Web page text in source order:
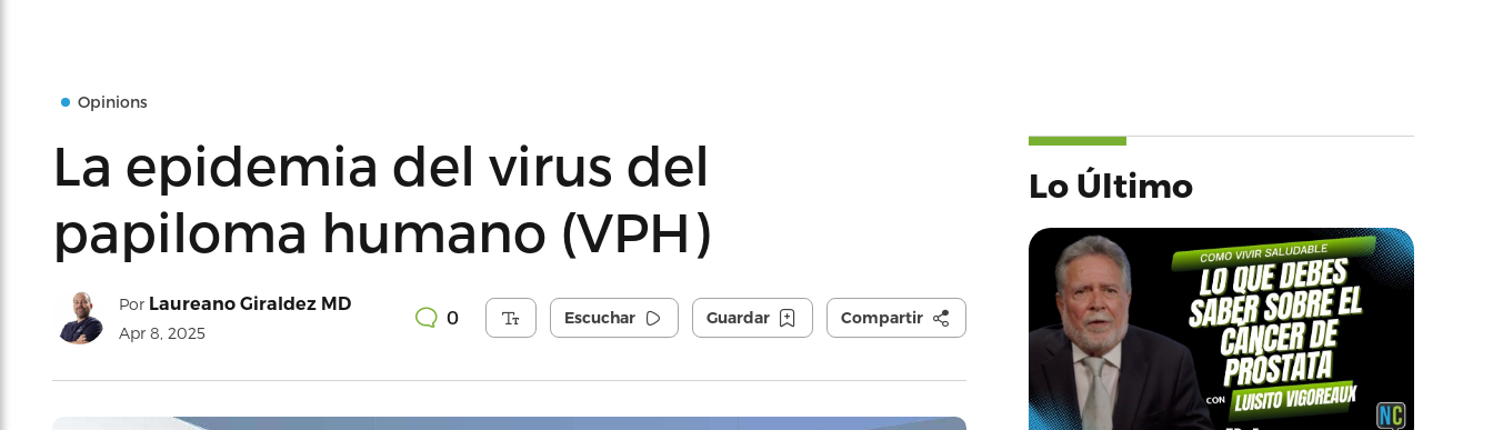
Opinions
La epidemia del virus del
papiloma humano (VPH)
Por Laureano Giraldez MD
Apr 8, 2025
0 Escuchar Guardar Compartir
Lo Último